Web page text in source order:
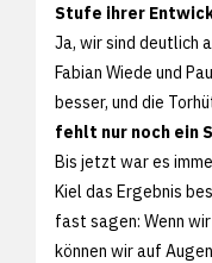
Stufe ihrer
Ja, wir sind deutlich
Fabian Wiede und
besser, und die
fehlt nur noch ein
Bis jetzt war es
Kiel das Ergebnis
fast sagen: Wenn
können wir auf